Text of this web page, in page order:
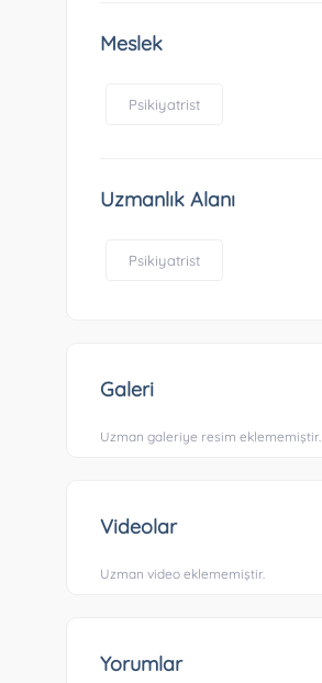
Meslek
Psikiyatrist
Uzmanlık Alanı
Psikiyatrist
Galeri
Uzman galeriye resim eklememiştir.
Videolar
Uzman video eklememiştir.
Yorumlar